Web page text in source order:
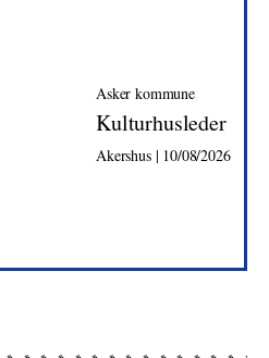
Asker kommune
Kulturhusleder
Akershus | 10/08/2026